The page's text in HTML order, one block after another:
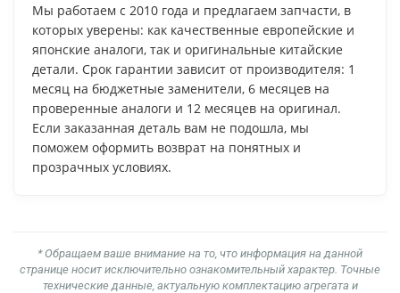
Мы работаем с 2010 года и предлагаем запчасти, в
которых уверены: как качественные европейские и
японские аналоги, так и оригинальные китайские
детали. Срок гарантии зависит от производителя: 1
месяц на бюджетные заменители, 6 месяцев на
проверенные аналоги и 12 месяцев на оригинал.
Если заказанная деталь вам не подошла, мы
поможем оформить возврат на понятных и
прозрачных условиях.
* Обращаем ваше внимание на то, что информация на данной
странице носит исключительно ознакомительный характер. Точные
технические данные, актуальную комплектацию агрегата и